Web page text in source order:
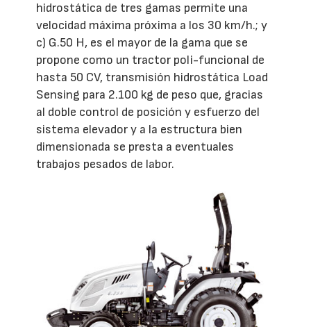
hidrostática de tres gamas permite una
velocidad máxima próxima a los 30 km/h.; y
c) G.50 H, es el mayor de la gama que se
propone como un tractor poli-funcional de
hasta 50 CV, transmisión hidrostática Load
Sensing para 2.100 kg de peso que, gracias
al doble control de posición y esfuerzo del
sistema elevador y a la estructura bien
dimensionada se presta a eventuales
trabajos pesados de labor.